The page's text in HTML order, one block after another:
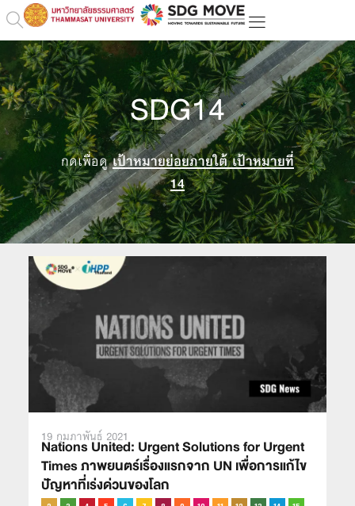
SDG14
กดเพื่อดูเป้าหมายย่อยภายใต้ เป้าหมายที่
14
19 กุมภาพันธ์ 2021
Nations United: Urgent Solutions for Urgent
Times ภาพยนตร์เรื่องแรกจาก UN เพื่อการแก้ไข
ปัญหาที่เร่งด่วนของโลก